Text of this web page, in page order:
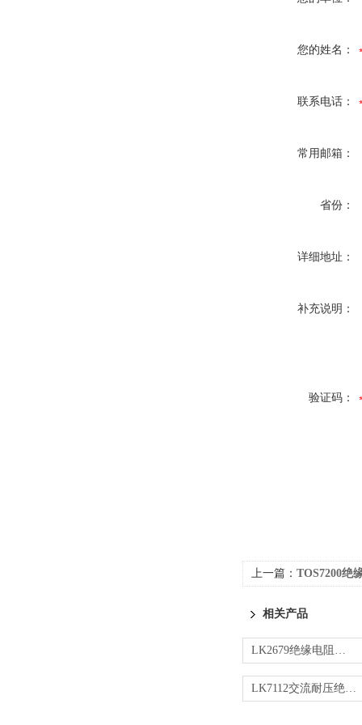
您的姓名：
联系电话：
常用邮箱：
省份：
详细地址：
补充说明：
验证码：
上一篇： TOS7200绝
相关产品
LK2679绝缘电阻测试仪
LK7112交流耐压绝缘测试仪